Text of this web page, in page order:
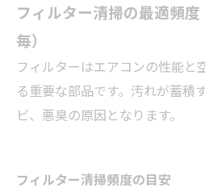
フィルター清掃の最適頻
毎）
フィルターはエアコンの性能と
る重要な部品です。汚れが蓄積
ビ、悪臭の原因となります。
フィルター清掃頻度の目安